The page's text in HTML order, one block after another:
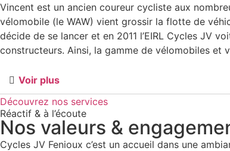
Vincent est un ancien coureur cycliste aux
vélomobile (le WAW) vient grossir la flotte de
décide de se lancer et en 2011 l’EIRL Cycles JV
constructeurs. Ainsi, la gamme de vélomobiles et
Voir plus
Découvrez nos services
Réactif & à l’écoute
Nos valeurs &
Cycles JV Fenioux c’est un accueil dans une